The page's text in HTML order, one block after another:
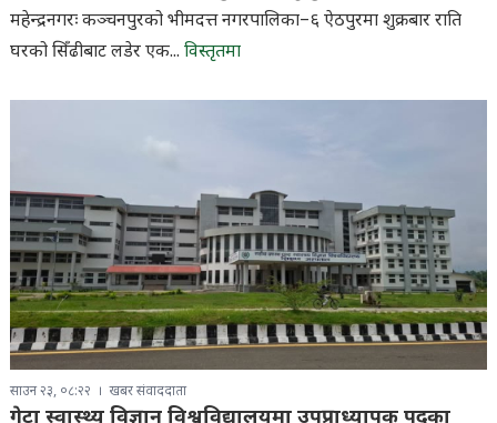
महेन्द्रनगरः कञ्चनपुरको भीमदत्त नगरपालिका–६ ऐठपुरमा शुक्रबार राति
घरको सिँढीबाट लडेर एक... विस्तृतमा
साउन २३, ०८:२२ खबर संवाददाता
गेटा स्वास्थ्य विज्ञान विश्वविद्यालयमा उपप्राध्यापक पदका